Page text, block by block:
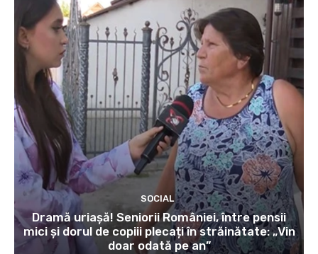
SOCIAL
Dramă uriașă! Seniorii României, între pensii
mici și dorul de copiii plecați în străinătate: „Vin
doar odată pe an”